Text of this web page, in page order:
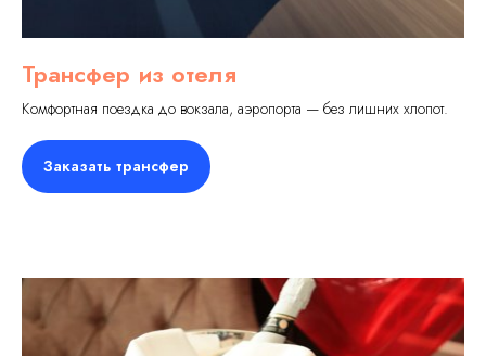
Трансфер из отеля
Комфортная поездка до вокзала, аэропорта — без лишних хлопот.
Заказать трансфер